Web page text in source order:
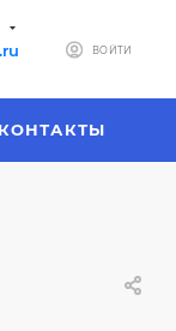
ВОЙТИ
КОНТАКТЫ